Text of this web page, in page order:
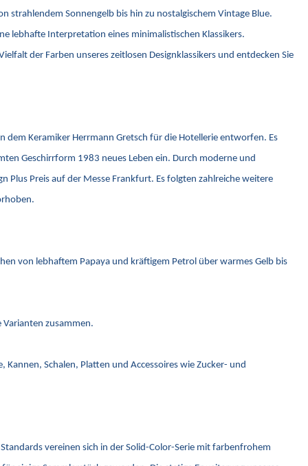
strahlendem Sonnengelb bis hin zu nostalgischem Vintage Blue.
lebhafte Interpretation eines minimalistischen Klassikers.
der Farben unseres zeitlosen Designklassikers und entdecken Sie
dem Keramiker Herrmann Gretsch für die Hotellerie entworfen. Es
Geschirrform 1983 neues Leben ein. Durch moderne und
Plus Preis auf der Messe Frankfurt. Es folgten zahlreiche weitere
von lebhaftem Papaya und kräftigem Petrol über warmes Gelb bis
zusammen.
Kannen, Schalen, Platten und Accessoires wie Zucker- und
vereinen sich in der Solid-Color-Serie mit farbenfrohem